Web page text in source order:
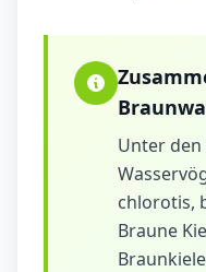
Unter
chlorotis,
Braune